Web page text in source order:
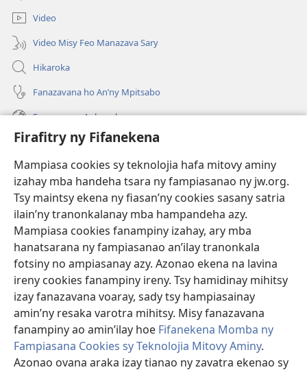
Firafitry ny Fifanekena
Mampiasa cookies sy teknolojia hafa mitovy aminy
izahay mba handeha tsara ny fampiasanao ny jw.org.
Tsy maintsy ekena ny fiasan’ny cookies sasany satria
ilain’ny tranonkalanay mba hampandeha azy.
Mampiasa cookies fanampiny izahay, ary mba
hanatsarana ny fampiasanao an’ilay tranonkala
fotsiny no ampiasanay azy. Azonao ekena na lavina
ireny cookies fanampiny ireny. Tsy hamidinay mihitsy
izay fanazavana voaray, sady tsy hampiasainay
amin’ny resaka varotra mihitsy. Misy fanazavana
fanampiny ao amin’ilay hoe Fifanekena Momba ny
Fampiasana Cookies sy Teknolojia Mitovy Aminy.
Azonao ovana araka izay tianao ny zavatra ekenao sy
Video
Video Misy Feo Manazava Sary
Hikaroka
Fanazavana ho An’ny Mpitsabo
Fanazavana Ankapobeny
Fanampiana
Fanomezana
(manokatra
rohy)
FITEHIRIZAM-BOKIN’NY Vavolombelon’i Jehovah
(manokatra
rohy)
JW Hub
(manokatra
rohy)
JW Library
Watchtower Library ®